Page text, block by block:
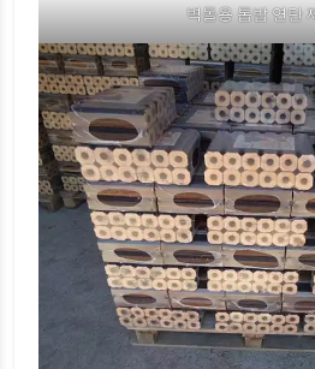
벽돌용 톱밥 연탄